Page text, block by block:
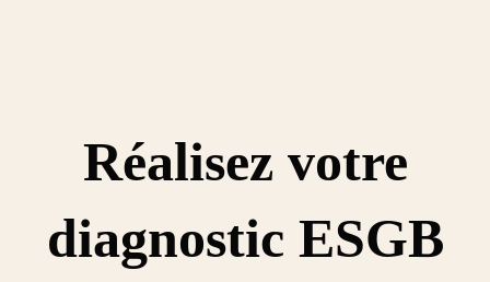
Réalisez votre
diagnostic ESGB